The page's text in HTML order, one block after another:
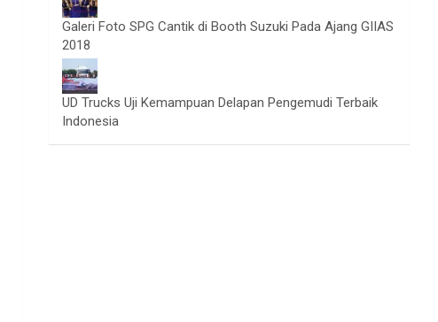
Galeri Foto SPG Cantik di Booth Suzuki Pada Ajang GIIAS
2018
UD Trucks Uji Kemampuan Delapan Pengemudi Terbaik
Indonesia